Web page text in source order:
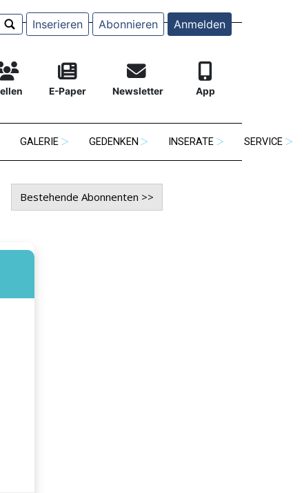
Inserieren Abonnieren Anmelden
E-Paper Newsletter App
GALERIE GEDENKEN INSERATE SERVICE